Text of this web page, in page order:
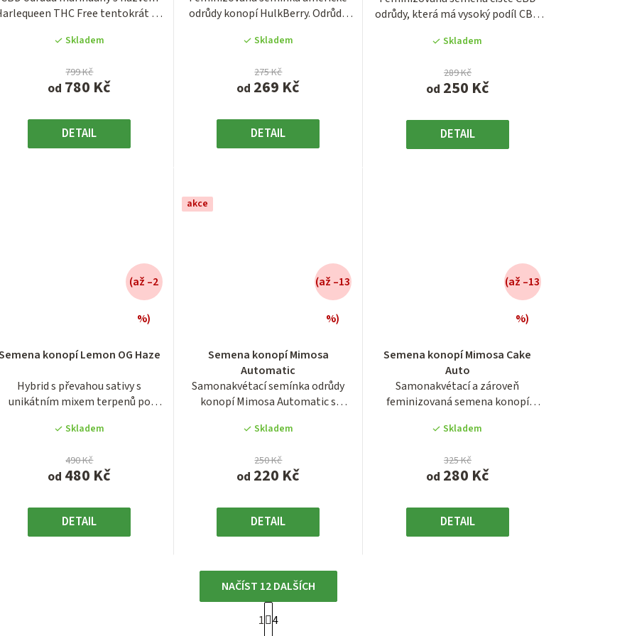
THC Free tentokrát od
Skladem
od 780 Kč
799 Kč
DETAIL
z
hvězdiček.
odrůdy konopí HulkBerry. Odrůda
Skladem
od 269 Kč
275 Kč
DETAIL
z
hvězdiček.
odrůdy, která má vysoký podíl CBD
Skladem
od 250 Kč
289 Kč
DETAIL
z
hvězdiček.
konopí Lemon OG Haze
Hybrid s převahou sativy s
unikátním mixem terpenů po
Skladem
od 480 Kč
490 Kč
(až –2
%)
DETAIL
produktu
4,0
z
hvězdiček.
akce
Semena konopí Mimosa
Automatic
Samonakvétací semínka odrůdy
konopí Mimosa Automatic s
Skladem
od 220 Kč
250 Kč
(až –13
%)
DETAIL
produktu
je
3,6
z
hvězdiček.
Semena konopí Mimosa Cake
Auto
Samonakvétací a zároveň
feminizovaná semena konopí
Skladem
od 280 Kč
325 Kč
(až –13
%)
DETAIL
produktu
je
4,0
z
hvězdiček.
O
NAČÍST 12 DALŠÍCH
S
t
1 4